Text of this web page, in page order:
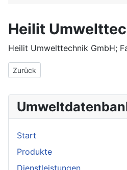
Heilit
Heilit Umwelttechnik GmbH;
Vorheriger Beitrag: Hebben und
Zurück
Start
Produkte